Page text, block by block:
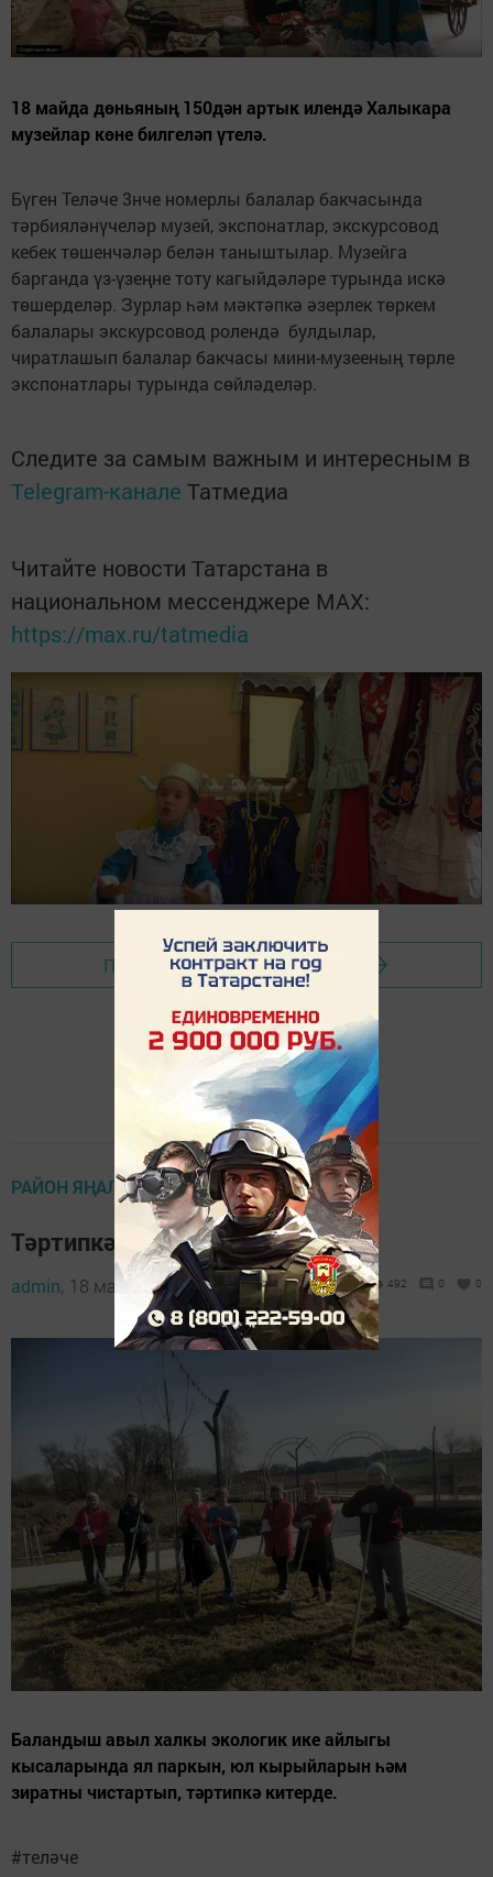
18 майда дөньяның 150дән артык илендә Халыкара
музейлар көне билгеләп үтелә.
Бүген Теләче 3нче номерлы балалар бакчасында
тәрбияләнүчеләр музей, экспонатлар, экскурсовод
кебек төшенчәләр белән таныштылар. Музейга
барганда үз-үзеңне тоту кагыйдәләре турында искә
төшерделәр. Зурлар һәм мәктәпкә әзерлек төркем
балалары экскурсовод ролендә булдылар,
чиратлашып балалар бакчасы мини-музееның төрле
экспонатлары турында сөйләделәр.
Следите за самым важным и интересным в
Telegram-канале Татмедиа
Читайте новости Татарстана в
национальном мессенджере MАХ:
https://max.ru/tatmedia
Перейти на страницу новости
РАЙОН ЯҢАЛЫКЛАРЫ
Тәртипкә китерделәр
admin, 18 май 2023 - 14:19 492 0 0
Баландыш авыл халкы экологик ике айлыгы
кысаларында ял паркын, юл кырыйларын һәм
зиратны чистартып, тәртипкә китерде.
#теләче